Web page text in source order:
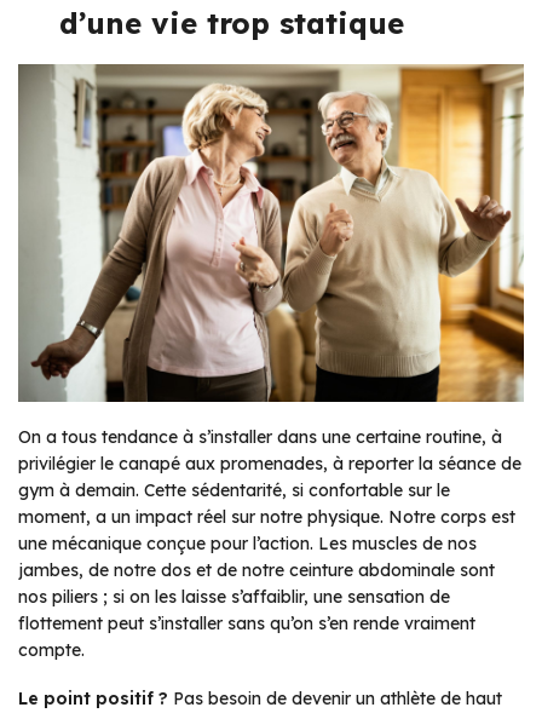
d’une vie trop statique
On a tous tendance à s’installer dans une certaine routine, à
privilégier le canapé aux promenades, à reporter la séance de
gym à demain. Cette sédentarité, si confortable sur le
moment, a un impact réel sur notre physique. Notre corps est
une mécanique conçue pour l’action. Les muscles de nos
jambes, de notre dos et de notre ceinture abdominale sont
nos piliers ; si on les laisse s’affaiblir, une sensation de
flottement peut s’installer sans qu’on s’en rende vraiment
compte.
Le point positif ? Pas besoin de devenir un athlète de haut